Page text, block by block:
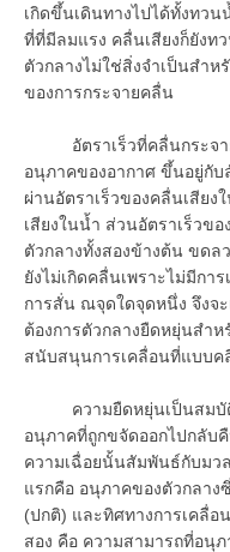
เกิดขึ้นเดินทางไปได้ทั้งทว
ที่ที่มีลมแรง คลื่นเสียงก็ยังท
ตัวกลางไม่ใช่สิ่งจำเป็นสำห
ของการกระจายคลื่น
อัตราเร็วที่คลื่นกระจาย
อนุภาคของอากาศ ขึ้นอยู่กั
ผ่านอัตราเร็วของคลื่นเสียง
เสียงในน้ำ ส่วนอัตราเร็วข
ตัวกลางทั้งสองข้างต้น ขดล
ยังไม่เกิดคลื่นเพราะไม่มีกา
การสั่น ณจุดใดจุดหนึ่ง จึงจ
ต้องการตัวกลางยืดหยุ่นสำ
สนับสนุนการเคลื่อนที่แบบค
ความยืดหยุ่นเป็นสมบัติข
อนุภาคที่ถูกขจัดออกไปกลั
ความเฉื่อยนั้นสัมพันธ์กับม
แรกคือ อนุภาคของตัวกลาง
(ปกติ) และทิศทางการเคลื่อ
สอง คือ ความสามารถที่อนุ